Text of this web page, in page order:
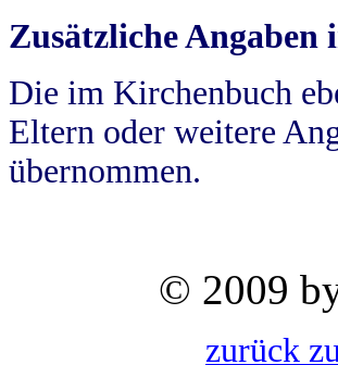
Zusätzliche
Die im Kirchenbuch
Eltern oder weitere
übernommen.
© 2009
zurück